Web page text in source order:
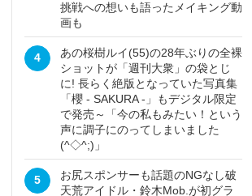
挑戦への想いも語ったメイキング動
画も
4
あの桜樹ルイ(55)の28年ぶりの全裸
ショットが「週刊大衆」の袋とじ
に! 長らく絶版となっていた写真集
「櫻 - SAKURA -」もデジタル限定
で発売～「今の私もみたい！という
声に調子にのってしまいました
(^◇^;)」
5
お尻スポンサーも話題のNGなし破
天荒アイドル・鈴木Mob.が初グラ